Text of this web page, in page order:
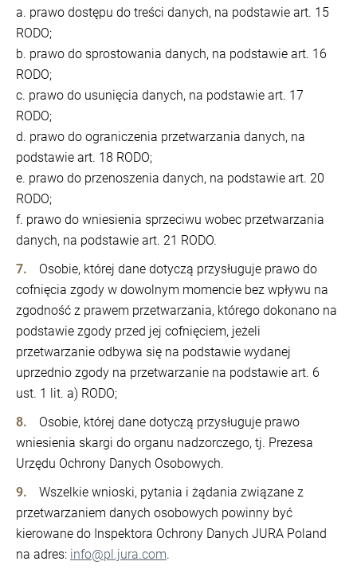
a. prawo dostępu do treści danych, na podstawie art. 15
RODO;
b. prawo do sprostowania danych, na podstawie art. 16
RODO;
c. prawo do usunięcia danych, na podstawie art. 17
RODO;
d. prawo do ograniczenia przetwarzania danych, na
podstawie art. 18 RODO;
e. prawo do przenoszenia danych, na podstawie art. 20
RODO;
f. prawo do wniesienia sprzeciwu wobec przetwarzania
danych, na podstawie art. 21 RODO.
Osobie, której dane dotyczą przysługuje prawo do
cofnięcia zgody w dowolnym momencie bez wpływu na
zgodność z prawem przetwarzania, którego dokonano na
podstawie zgody przed jej cofnięciem, jeżeli
przetwarzanie odbywa się na podstawie wydanej
uprzednio zgody na przetwarzanie na podstawie art. 6
ust. 1 lit. a) RODO;
Osobie, której dane dotyczą przysługuje prawo
wniesienia skargi do organu nadzorczego, tj. Prezesa
Urzędu Ochrony Danych Osobowych.
Wszelkie wnioski, pytania i żądania związane z
przetwarzaniem danych osobowych powinny być
kierowane do Inspektora Ochrony Danych JURA Poland
na adres: info@pl.jura.com.